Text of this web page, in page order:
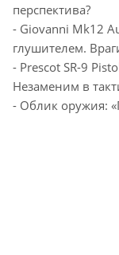
перспектива?
- Giovanni Mk12
глушителем.
- Prescot SR-9
Незаменим в
- Облик оружия: